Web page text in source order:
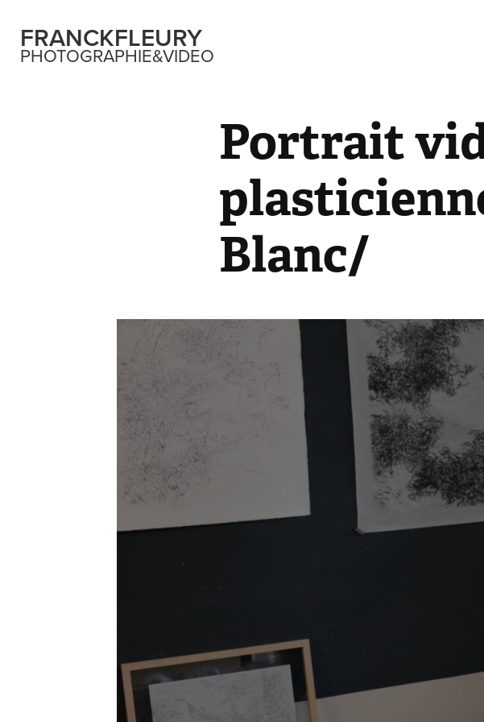
FRANCKFLEURY
PHOTOGRAPHIE&VIDEO
Portrait
Blanc/